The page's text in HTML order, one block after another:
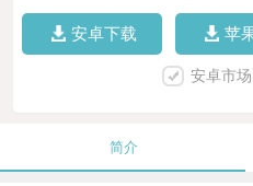
安卓下载 苹
安卓市
简介